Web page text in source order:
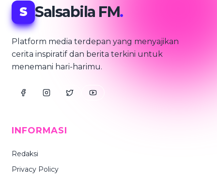
S Salsabila FM.
Platform media terdepan yang menyajikan
cerita inspiratif dan berita terkini untuk
menemani hari-harimu.
INFORMASI
Redaksi
Privacy Policy